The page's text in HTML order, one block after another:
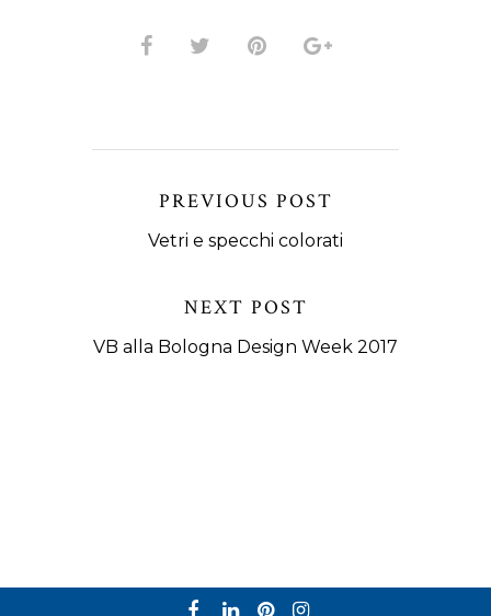
PREVIOUS POST
Vetri e specchi colorati
NEXT POST
VB alla Bologna Design Week 2017